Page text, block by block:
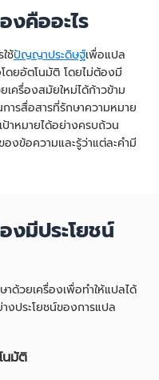
งคืออะไร
ช้ปัญญาประดิษฐ์เพื่อแปล
ดยอัตโนมัติ โดยไม่ต้องมี
เครื่องสมัยใหม่ได้ก้าวข้าม
ารสื่อสารที่รักษาความหมาย
าหมายได้อย่างครบถ้วน
งข้อความและรู้ว่าแต่ละคำมี
งมีประโยชน์
ด้วยเครื่องเพื่อทำให้แปลได้
งประโยชน์ของการแปล
นมัติ